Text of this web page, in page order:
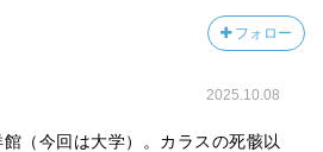
フォロー
2025.10.08
（今回は大学）。カラスの死骸以